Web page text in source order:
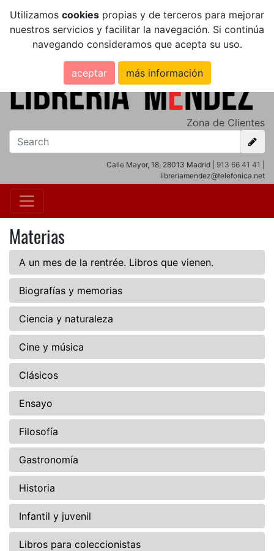
Utilizamos cookies propias y de terceros para mejorar
nuestros servicios y facilitar la navegación. Si continúa
navegando consideramos que acepta su uso.
aceptar más información
Zona de Clientes
Calle Mayor, 18, 28013 Madrid | 913 66 41 41
libreriamendez@telefonica.net
Materias
A un mes de la rentrée. Libros que vienen.
Biografías y memorias
Ciencia y naturaleza
Cine y música
Clásicos
Ensayo
Filosofía
Gastronomía
Historia
Infantil y juvenil
Libros para coleccionistas